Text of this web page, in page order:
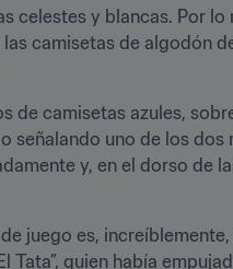
celestes y blancas. Por
camisetas de algodón
camisetas azules,
señalando uno de los
y, en el dorso de
juego es,
Tata”, quien había